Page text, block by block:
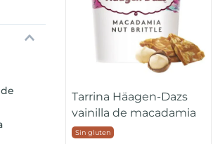
Tarrina Häagen-Dazs
vainilla de macadamia
Sin gluten